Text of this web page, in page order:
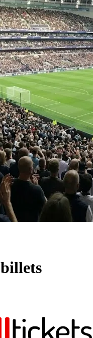
billets